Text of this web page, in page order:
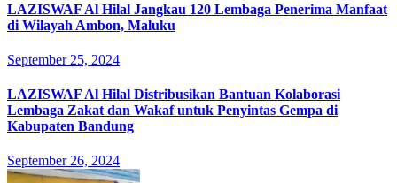
LAZISWAF Al Hilal Jangkau 120 Lembaga Penerima Manfaat
di Wilayah Ambon, Maluku
September 25, 2024
LAZISWAF Al Hilal Distribusikan Bantuan Kolaborasi
Lembaga Zakat dan Wakaf untuk Penyintas Gempa di
Kabupaten Bandung
September 26, 2024